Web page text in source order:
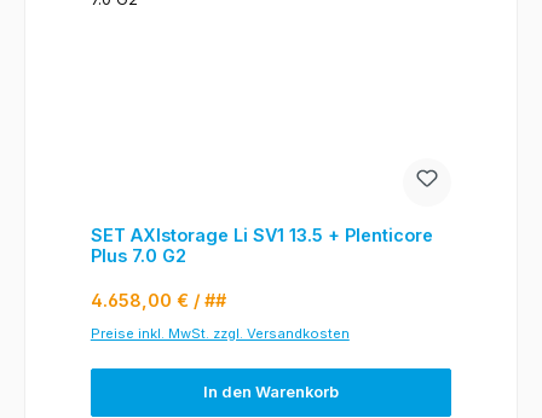
SET AXIstorage Li SV1 13.5 + Plenticore
Plus 7.0 G2
Regulärer Preis:
4.658,00 € / ##
Preise inkl. MwSt. zzgl. Versandkosten
In den Warenkorb